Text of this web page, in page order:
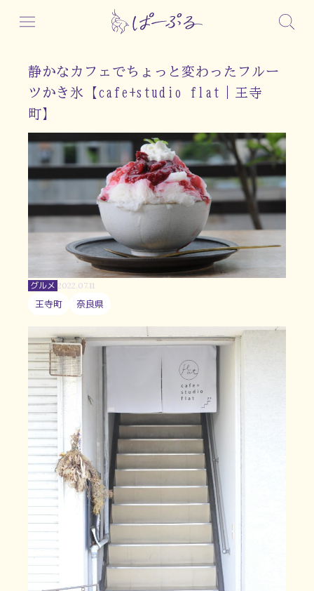
静かなカフェでちょっと変わったフルー
ツかき氷【cafe+studio flat｜王寺
町】
グルメ 2022.07.11
王寺町 奈良県